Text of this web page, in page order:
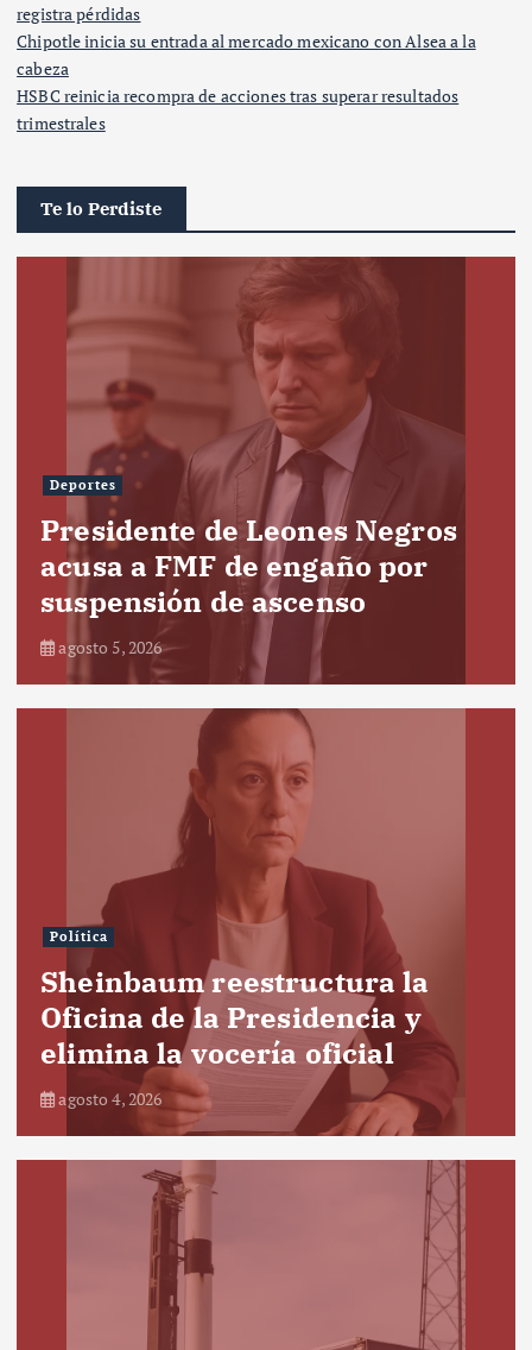
registra pérdidas
Chipotle inicia su entrada al mercado mexicano con Alsea a la
cabeza
HSBC reinicia recompra de acciones tras superar resultados
trimestrales
Te lo Perdiste
Deportes
Presidente de Leones Negros
acusa a FMF de engaño por
suspensión de ascenso
agosto 5, 2026
Política
Sheinbaum reestructura la
Oficina de la Presidencia y
elimina la vocería oficial
agosto 4, 2026